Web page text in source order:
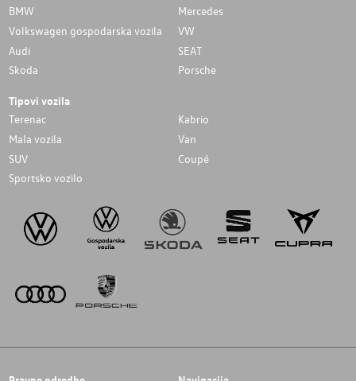
BMW
Mercedes
Volkswagen gospodarska vozila
VW
Audi
SEAT
Skoda
Porsche
Tipovi vozila
Terenac
Kabrio
Mala vozila
Van
SUV
Coupé
Sportsko vozilo